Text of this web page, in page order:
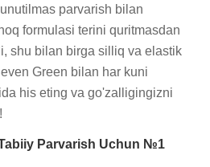
parvarish bilan
formulasi terini quritmasdan
shu bilan birga silliq va elastik
Green bilan har kuni
his eting va go'zalligingizni
Parvarish Uchun №1